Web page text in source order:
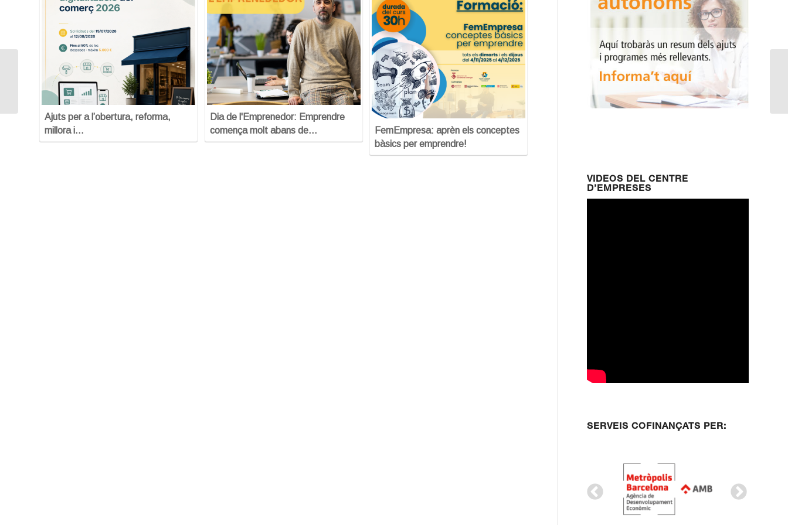
Ajuts per a l’obertura, reforma,
millora i…
Dia de l'Emprenedor: Emprendre
comença molt abans de…
FemEmpresa: aprèn els conceptes
bàsics per emprendre!
VIDEOS DEL CENTRE
D’EMPRESES
SERVEIS COFINANÇATS PER:
Sessió informativa sobre Ajuts per
emprendre